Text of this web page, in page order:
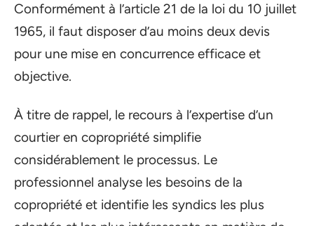
Conformément à l’article 21 de la loi du 10 juillet
1965, il faut disposer d’au moins deux devis
pour une mise en concurrence efficace et
objective.
À titre de rappel, le recours à l’expertise d’un
courtier en copropriété simplifie
considérablement le processus. Le
professionnel analyse les besoins de la
copropriété et identifie les syndics les plus